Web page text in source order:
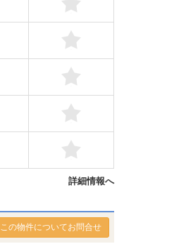
詳細情報へ
この物件についてお問合せ